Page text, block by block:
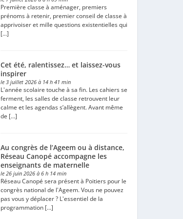
Première classe à aménager, premiers
prénoms à retenir, premier conseil de classe à
apprivoiser et mille questions existentielles qui
[…]
Cet été, ralentissez… et laissez-vous
inspirer
le 3 juillet 2026 à 14 h 41 min
L'année scolaire touche à sa fin. Les cahiers se
ferment, les salles de classe retrouvent leur
calme et les agendas s’allègent. Avant même
de […]
Au congrès de l’Ageem ou à distance,
Réseau Canopé accompagne les
enseignants de maternelle
le 26 juin 2026 à 6 h 14 min
Réseau Canopé sera présent à Poitiers pour le
congrès national de l'Ageem. Vous ne pouvez
pas vous y déplacer ? L'essentiel de la
programmation […]